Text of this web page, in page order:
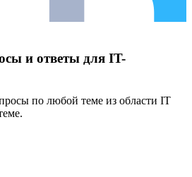
и ответы для IT-
по любой теме из области IT